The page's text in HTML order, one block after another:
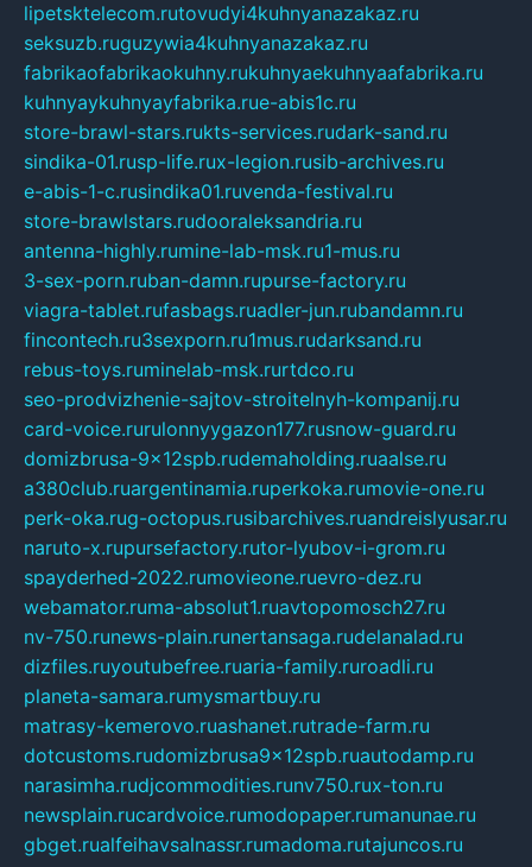
lipetsktelecom.rutovudyi4kuhnyanazakaz.ru
seksuzb.ruguzywia4kuhnyanazakaz.ru
fabrikaofabrikaokuhny.rukuhnyaekuhnyaafabrika.ru
kuhnyaykuhnyayfabrika.rue-abis1c.ru
store-brawl-stars.rukts-services.rudark-sand.ru
sindika-01.rusp-life.rux-legion.rusib-archives.ru
e-abis-1-c.rusindika01.ruvenda-festival.ru
store-brawlstars.rudooraleksandria.ru
antenna-highly.rumine-lab-msk.ru1-mus.ru
3-sex-porn.ruban-damn.rupurse-factory.ru
viagra-tablet.rufasbags.ruadler-jun.rubandamn.ru
fincontech.ru3sexporn.ru1mus.rudarksand.ru
rebus-toys.ruminelab-msk.rurtdco.ru
seo-prodvizhenie-sajtov-stroitelnyh-kompanij.ru
card-voice.rurulonnyygazon177.rusnow-guard.ru
domizbrusa-9x12spb.rudemaholding.ruaalse.ru
a380club.ruargentinamia.ruperkoka.rumovie-one.ru
perk-oka.rug-octopus.rusibarchives.ruandreislyusar.ru
naruto-x.rupursefactory.rutor-lyubov-i-grom.ru
spayderhed-2022.rumovieone.ruevro-dez.ru
webamator.ruma-absolut1.ruavtopomosch27.ru
nv-750.runews-plain.runertansaga.rudelanalad.ru
dizfiles.ruyoutubefree.ruaria-family.ruroadli.ru
planeta-samara.rumysmartbuy.ru
matrasy-kemerovo.ruashanet.rutrade-farm.ru
dotcustoms.rudomizbrusa9x12spb.ruautodamp.ru
narasimha.rudjcommodities.runv750.rux-ton.ru
newsplain.rucardvoice.rumodopaper.rumanunae.ru
gbget.rualfeihavsalnassr.rumadoma.rutajuncos.ru